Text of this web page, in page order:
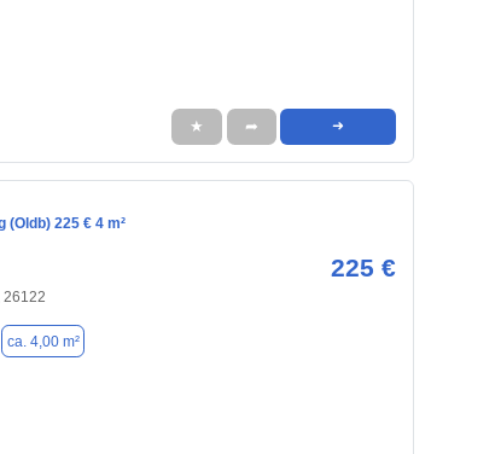
★ ➦ ➜
(Oldb) 225 € 4 m²
225 €
26122
ca. 4,00 m²